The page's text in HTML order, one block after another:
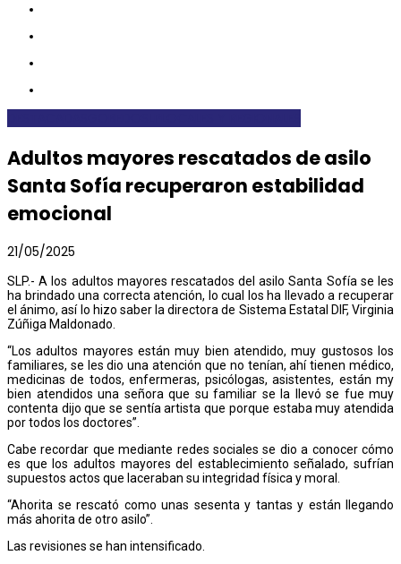
Adultos mayores rescatados de asilo
Santa Sofía recuperaron estabilidad
emocional
21/05/2025
SLP.- A los adultos mayores rescatados del asilo Santa Sofía se les
ha brindado una correcta atención, lo cual los ha llevado a recuperar
el ánimo, así lo hizo saber la directora de Sistema Estatal DIF, Virginia
Zúñiga Maldonado.
“Los adultos mayores están muy bien atendido, muy gustosos los
familiares, se les dio una atención que no tenían, ahí tienen médico,
medicinas de todos, enfermeras, psicólogas, asistentes, están my
bien atendidos una señora que su familiar se la llevó se fue muy
contenta dijo que se sentía artista que porque estaba muy atendida
por todos los doctores”.
Cabe recordar que mediante redes sociales se dio a conocer cómo
es que los adultos mayores del establecimiento señalado, sufrían
supuestos actos que laceraban su integridad física y moral.
“Ahorita se rescató como unas sesenta y tantas y están llegando
más ahorita de otro asilo”.
Las revisiones se han intensificado.